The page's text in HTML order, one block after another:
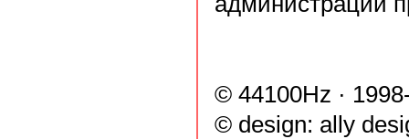
© 44100Hz ·
© design: ally